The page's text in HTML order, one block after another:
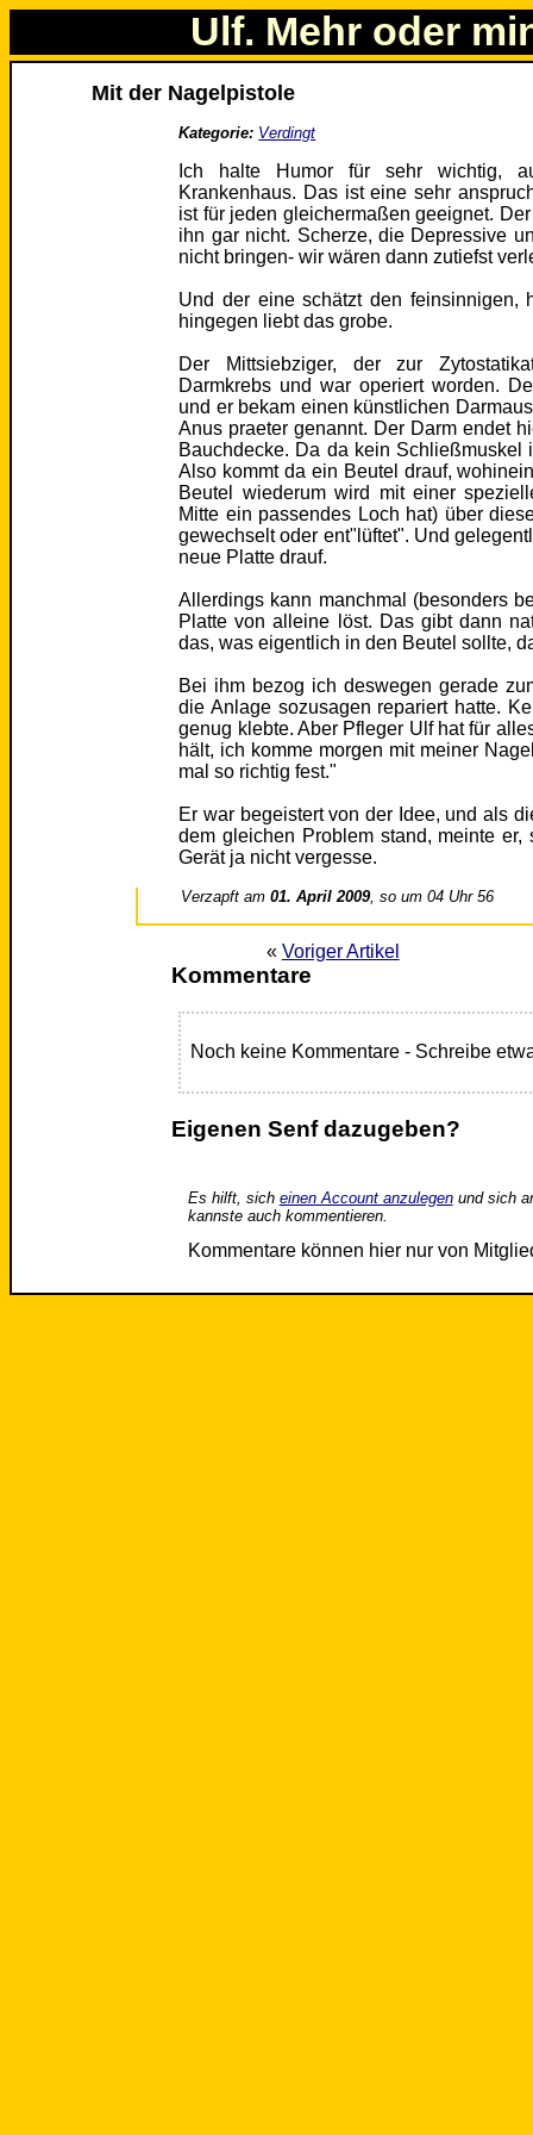
Ulf. Mehr oder
Mit der Nagelpistole
Kategorie: Verdingt
Ich halte Humor für sehr wichtig,
Krankenhaus. Das ist eine sehr
ist für jeden gleichermaßen geeignet.
ihn gar nicht. Scherze, die Depressive
nicht bringen- wir wären dann zutiefst
Und der eine schätzt den feinsinnigen,
hingegen liebt das grobe.
Der Mittsiebziger, der zur
Darmkrebs und war operiert worden.
und er bekam einen künstlichen
Anus praeter genannt. Der Darm endet
Bauchdecke. Da da kein
Also kommt da ein Beutel drauf,
Beutel wiederum wird mit einer
Mitte ein passendes Loch hat) über
gewechselt oder ent"lüftet". Und
neue Platte drauf.
Allerdings kann manchmal (besonders
Platte von alleine löst. Das gibt dann
das, was eigentlich in den Beutel sollte,
Bei ihm bezog ich deswegen gerade
die Anlage sozusagen repariert hatte.
genug klebte. Aber Pfleger Ulf hat für
hält, ich komme morgen mit meiner
mal so richtig fest."
Er war begeistert von der Idee, und als
dem gleichen Problem stand, meinte
Gerät ja nicht vergesse.
Verzapft am01. April 2009, so um 04 Uhr 56
« Voriger Artikel
Kommentare
Noch keine Kommentare - Schreibe
Eigenen Senf dazugeben?
Es hilft, sich einen Account anzulegenund sich
kannste auch kommentieren.
Kommentare können hier nur von